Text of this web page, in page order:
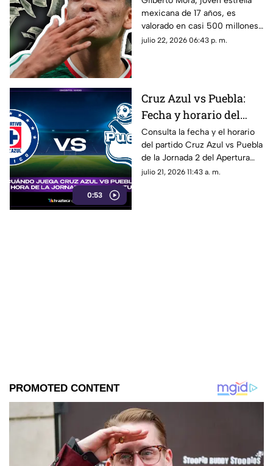
valorado en casi 500
millones tras la Copa
Mundial de la FIFA
mexicana de 17 años, es
valorado en casi 500 millones
tras la Copa Mundial de la FIFA
julio 22, 2026 06:43 p. m.
0:53
Cruz Azul vs Puebla:
Fecha y horario del
partido de la Jornada 2
del Apertura 2026 de la
Liga MX
Consulta la fecha y el horario
del partido Cruz Azul vs Puebla
de la Jornada 2 del Apertura
2026 de la Liga MX.
julio 21, 2026 11:43 a. m.